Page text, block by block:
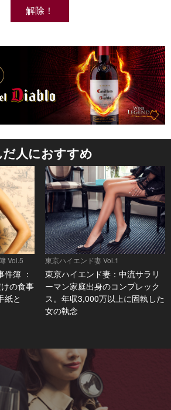
解除！
人におすすめ
Vol.5
簿 ：
の食事
紙と
東京ハイエンド妻 Vol.1
東京ハイエンド妻：中流サラリ
ーマン家庭出身のコンプレック
ス。年収3,000万以上に固執した
女の執念